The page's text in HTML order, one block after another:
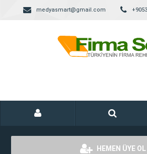
medyasmart@gmail.com
HEMEN ÜYE OL